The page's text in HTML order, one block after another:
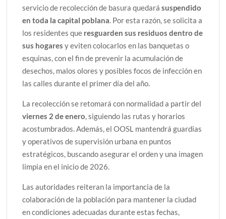
servicio de recolección de basura quedarásuspendido
en toda la capital poblana. Por esta razón, se solicita a
los residentes que resguarden sus residuos dentro de
sus hogares y eviten colocarlos en las banquetas o
esquinas, con el fin de prevenir la acumulación de
desechos, malos olores y posibles focos de infección en
las calles durante el primer día del año.
La recolección se retomará con normalidad a partir del
viernes 2 de enero, siguiendo las rutas y horarios
acostumbrados. Además, el OOSL mantendrá guardias
y operativos de supervisión urbana en puntos
estratégicos, buscando asegurar el orden y una imagen
limpia en el inicio de 2026.
Las autoridades reiteran la importancia de la
colaboración de la población para mantener la ciudad
en condiciones adecuadas durante estas fechas,